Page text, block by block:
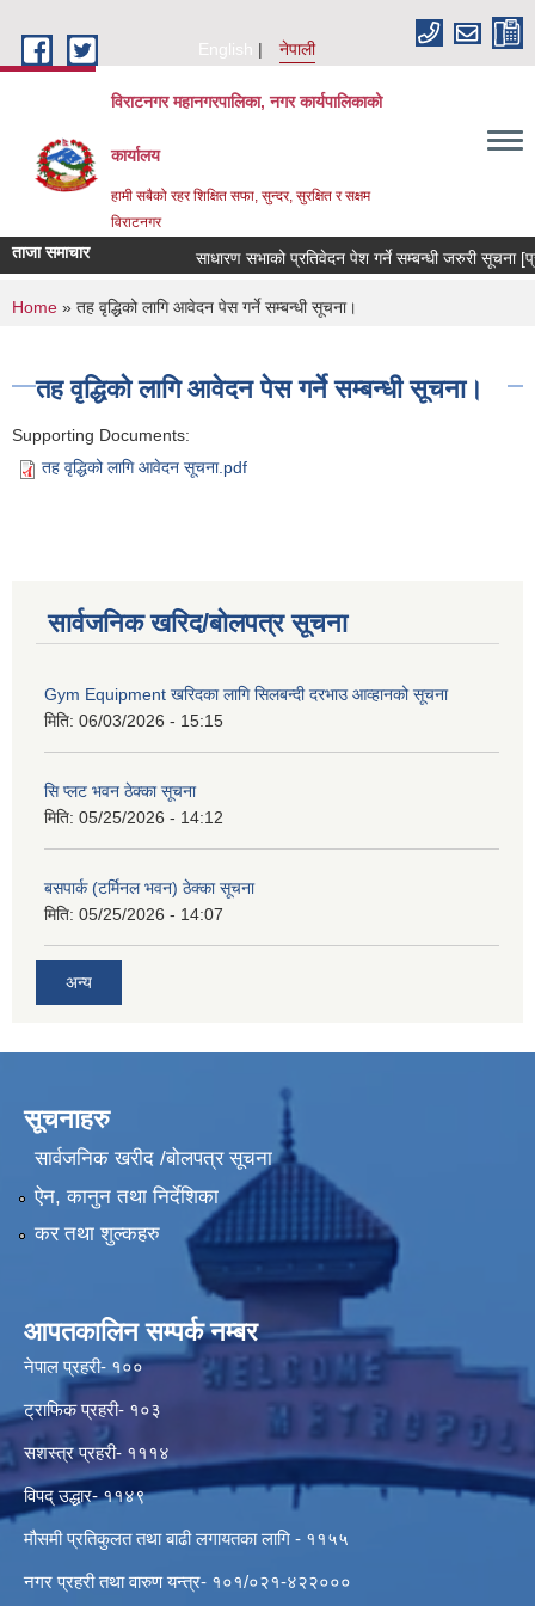
English
नेपाली
विराटनगर महानगरपालिका, नगर कार्यपालिकाको
कार्यालय
हामी सबैको रहर शिक्षित सफा, सुन्दर, सुरक्षित र सक्षम
विराटनगर
ताजा समाचार साधारण सभाको प्रतिवेदन पेश गर्ने सम्बन्धी जरुरी सूचना
You are here
Home » तह वृद्धिको लागि आवेदन पेस गर्ने सम्बन्धी सूचना।
तह वृद्धिको लागि आवेदन पेस गर्ने सम्बन्धी सूचना।
Supporting Documents:
तह वृद्धिको लागि आवेदन सूचना.pdf
सार्वजनिक खरिद/बोलपत्र सूचना
Gym Equipment खरिदका लागि सिलबन्दी दरभाउ आव्हानको सूचना
मिति: 06/03/2026 - 15:15
सि प्लट भवन ठेक्का सूचना
मिति: 05/25/2026 - 14:12
बसपार्क (टर्मिनल भवन) ठेक्का सूचना
मिति: 05/25/2026 - 14:07
अन्य
सूचनाहरु
सार्वजनिक खरीद /बोलपत्र सूचना
ऐन, कानुन तथा निर्देशिका
कर तथा शुल्कहरु
आपतकालिन सम्पर्क नम्बर
नेपाल प्रहरी- १००
ट्राफिक प्रहरी- १०३
सशस्त्र प्रहरी- १११४
विपद् उद्धार- ११४९
मौसमी प्रतिकुलत तथा बाढी लगायतका लागि - ११५५
नगर प्रहरी तथा वारुण यन्त्र- १०१/०२१-४२२०००